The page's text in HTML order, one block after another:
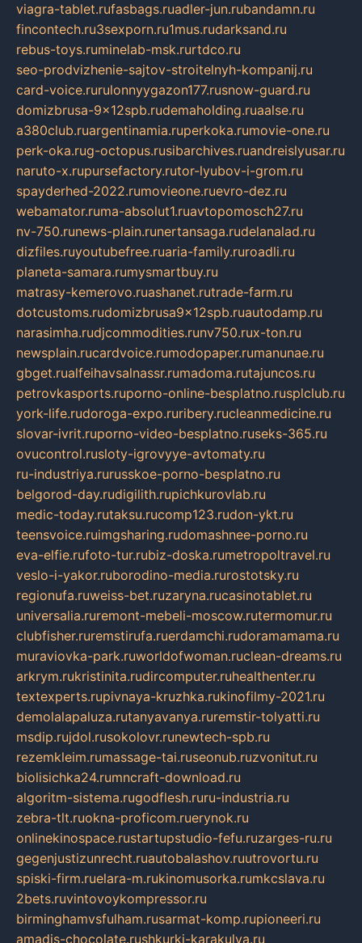
viagra-tablet.rufasbags.ruadler-jun.rubandamn.ru
fincontech.ru3sexporn.ru1mus.rudarksand.ru
rebus-toys.ruminelab-msk.rurtdco.ru
seo-prodvizhenie-sajtov-stroitelnyh-kompanij.ru
card-voice.rurulonnyygazon177.rusnow-guard.ru
domizbrusa-9x12spb.rudemaholding.ruaalse.ru
a380club.ruargentinamia.ruperkoka.rumovie-one.ru
perk-oka.rug-octopus.rusibarchives.ruandreislyusar.ru
naruto-x.rupursefactory.rutor-lyubov-i-grom.ru
spayderhed-2022.rumovieone.ruevro-dez.ru
webamator.ruma-absolut1.ruavtopomosch27.ru
nv-750.runews-plain.runertansaga.rudelanalad.ru
dizfiles.ruyoutubefree.ruaria-family.ruroadli.ru
planeta-samara.rumysmartbuy.ru
matrasy-kemerovo.ruashanet.rutrade-farm.ru
dotcustoms.rudomizbrusa9x12spb.ruautodamp.ru
narasimha.rudjcommodities.runv750.rux-ton.ru
newsplain.rucardvoice.rumodopaper.rumanunae.ru
gbget.rualfeihavsalnassr.rumadoma.rutajuncos.ru
petrovkasports.ruporno-online-besplatno.rusplclub.ru
york-life.rudoroga-expo.ruribery.rucleanmedicine.ru
slovar-ivrit.ruporno-video-besplatno.ruseks-365.ru
ovucontrol.rusloty-igrovyye-avtomaty.ru
ru-industriya.rurusskoe-porno-besplatno.ru
belgorod-day.rudigilith.rupichkurovlab.ru
medic-today.rutaksu.rucomp123.rudon-ykt.ru
teensvoice.ruimgsharing.rudomashnee-porno.ru
eva-elfie.rufoto-tur.rubiz-doska.rumetropoltravel.ru
veslo-i-yakor.ruborodino-media.rurostotsky.ru
regionufa.ruweiss-bet.ruzaryna.rucasinotablet.ru
universalia.ruremont-mebeli-moscow.rutermomur.ru
clubfisher.ruremstirufa.ruerdamchi.rudoramamama.ru
muraviovka-park.ruworldofwoman.ruclean-dreams.ru
arkrym.rukristinita.rudircomputer.ruhealthenter.ru
textexperts.rupivnaya-kruzhka.rukinofilmy-2021.ru
demolalapaluza.rutanyavanya.ruremstir-tolyatti.ru
msdip.rujdol.rusokolovr.runewtech-spb.ru
rezemkleim.rumassage-tai.ruseonub.ruzvonitut.ru
biolisichka24.rumncraft-download.ru
algoritm-sistema.rugodflesh.ruru-industria.ru
zebra-tlt.ruokna-proficom.ruerynok.ru
onlinekinospace.rustartupstudio-fefu.ruzarges-ru.ru
gegenjustizunrecht.ruautobalashov.ruutrovortu.ru
spiski-firm.ruelara-m.rukinomusorka.rumkcslava.ru
2bets.ruvintovoykompressor.ru
birminghamvsfulham.rusarmat-komp.rupioneeri.ru
amadis-chocolate.rushkurki-karakulya.ru